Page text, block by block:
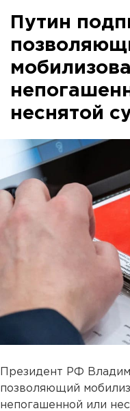
Путин
неснятой
Президент РФ
позволяющий
непогашенной или